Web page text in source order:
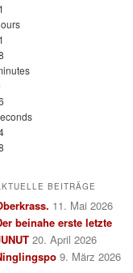
BEITRÄGE
11. Mai 2026
beinahe erste letzte
20. April 2026
9. März 2026